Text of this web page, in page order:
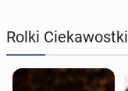
Rolki Ciekawostki